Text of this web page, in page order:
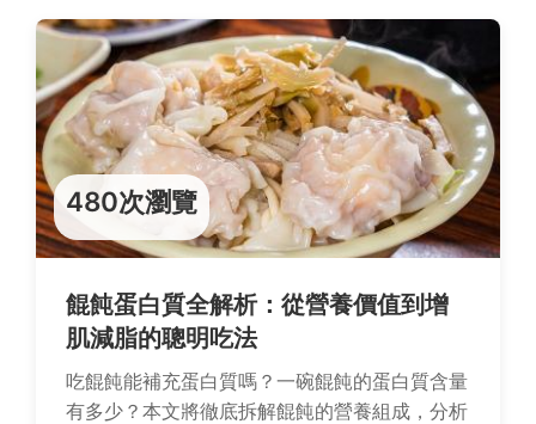
480次瀏覽
餛飩蛋白質全解析：從營養價值到增
肌減脂的聰明吃法
吃餛飩能補充蛋白質嗎？一碗餛飩的蛋白質含量
有多少？本文將徹底拆解餛飩的營養組成，分析